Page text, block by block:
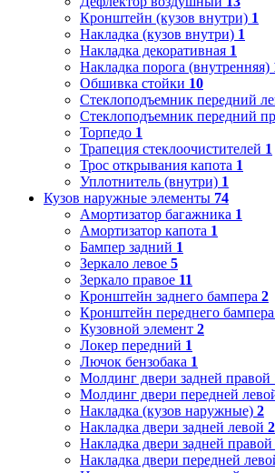
Кронштейн (кузов внутри) 1
Накладка (кузов внутри) 1
Накладка декоративная 1
Накладка порога (внутренняя)
Обшивка стойки 10
Стеклоподъемник передний
Стеклоподъемник передний
Торпедо 1
Трапеция стеклоочистителей 1
Трос открывания капота 1
Уплотнитель (внутри) 1
Кузов наружные элементы 74
Амортизатор багажника 1
Амортизатор капота 1
Бампер задний 1
Зеркало левое 5
Зеркало правое 11
Кронштейн заднего бампера 2
Кронштейн переднего бампера
Кузовной элемент 2
Локер передний 1
Лючок бензобака 1
Молдинг двери задней правой
Молдинг двери передней
Накладка (кузов наружные) 2
Накладка двери задней левой 2
Накладка двери задней правой
Накладка двери передней